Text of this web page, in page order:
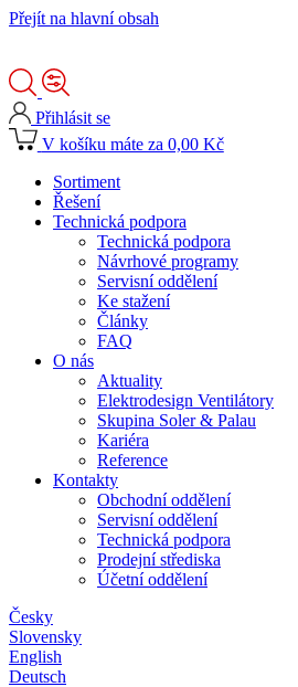
Přejít na hlavní obsah
Přihlásit se
V košíku máte za 0,00 Kč
Sortiment
Řešení
Technická podpora
Technická podpora
Návrhové programy
Servisní oddělení
Ke stažení
Články
FAQ
O nás
Aktuality
Elektrodesign Ventilátory
Skupina Soler & Palau
Kariéra
Reference
Kontakty
Obchodní oddělení
Servisní oddělení
Technická podpora
Prodejní střediska
Účetní oddělení
Česky
Slovensky
English
Deutsch